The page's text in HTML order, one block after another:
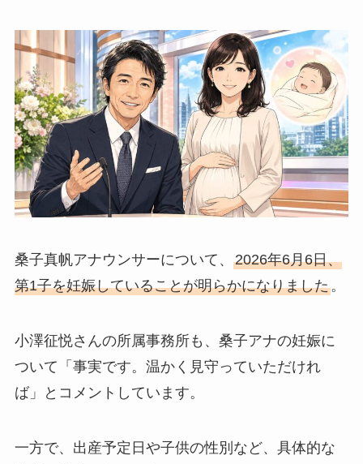
桑子真帆アナウンサーについて、 2026年6月6日、
第1子を妊娠していることが明らかになりました。
小澤征悦さんの所属事務所も、桑子アナの妊娠に
ついて「事実です。温かく見守っていただけれ
ば」とコメントしています。
一方で、出産予定日や子供の性別など、具体的な